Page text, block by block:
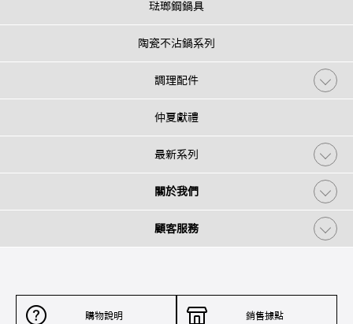
琺瑯鋼鍋具
陶瓷不沾鍋系列
調理配件
仲夏獻禮
最新系列
關於我們
顧客服務
購物說明 銷售據點